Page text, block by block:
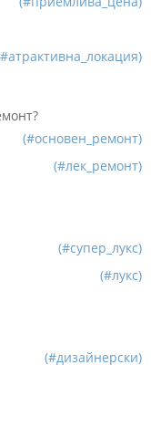
(#основен_ремонт)
(#лек_ремонт)
(#супер_лукс)
(#лукс)
(#дизайнерски)